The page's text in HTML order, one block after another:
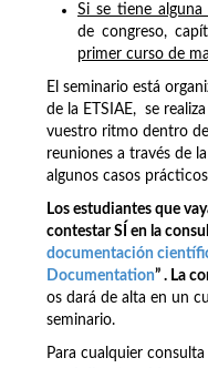
Si se tiene
de congreso,
primer curso de
El seminario está
de la ETSIAE, se
vuestro ritmo dentro
reuniones a través de
algunos casos
Los estudiantes que
contestar SÍ en la
documentación
Documentation” . La
os dará de alta en un
seminario.
Para cualquier consulta